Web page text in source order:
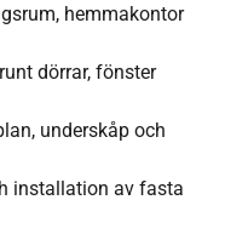
hemmakontor
dörrar, fönster
underskåp och
installation av fasta